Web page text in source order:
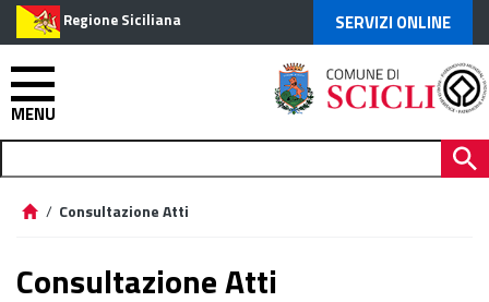
Regione Siciliana SERVIZI ONLINE
MENU
/ Consultazione Atti
Consultazione Atti